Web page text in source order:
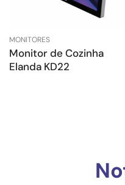
MONITORES
Monitor de Cozinha
Elanda KD22